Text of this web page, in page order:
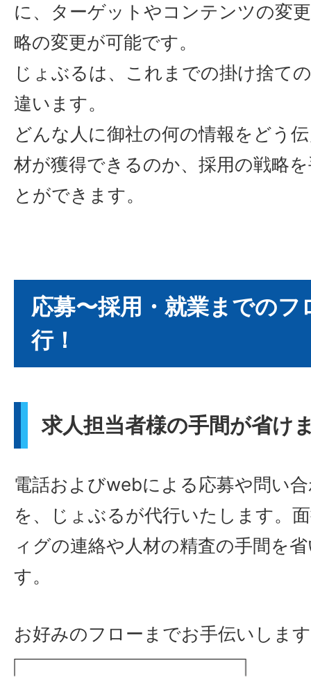
に、ターゲットやコンテンツの変
略の変更が可能です。
じょぶるは、これまでの掛け捨て
違います。
どんな人に御社の何の情報をどう
材が獲得できるのか、採用の戦略
とができます。
応募〜採用・就業までのフ
行！
求人担当者様の手間が省け
電話およびwebによる応募や問い
を、じょぶるが代行いたします。
ィグの連絡や人材の精査の手間を
す。
お好みのフローまでお手伝いしま